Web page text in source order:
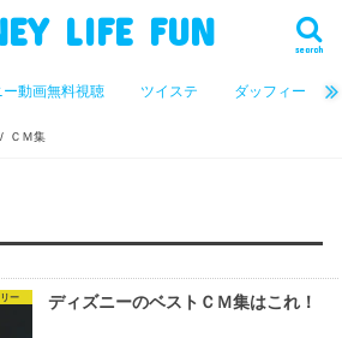
LIFE FUN search
ー動画無料視聴 ツイステ ダッフィー
ＣＭ集
ー ディズニーのベストＣＭ集はこれ！